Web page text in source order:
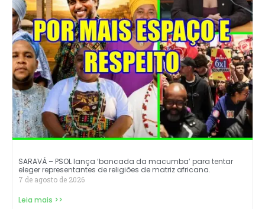
SARAVÁ – PSOL lança ‘bancada da macumba’ para tentar
eleger representantes de religiões de matriz africana.
7 de agosto de 2026
Leia mais >>